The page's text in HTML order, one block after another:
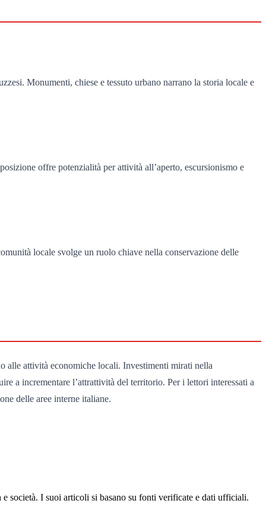
Monumenti, chiese e tessuto urbano narrano la storia locale e
offre potenzialità per attività all’aperto, escursionismo e
locale svolge un ruolo chiave nella conservazione delle
alle attività economiche locali. Investimenti mirati nella
a incrementare l’attrattività del territorio. Per i lettori interessati a
delle aree interne italiane.
società. I suoi articoli si basano su fonti verificate e dati ufficiali.